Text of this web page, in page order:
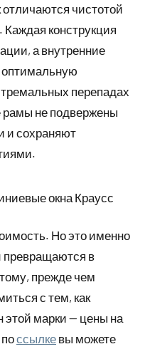
чистотой
конструкция
а внутренние
оптимальную
перепадах
не подвержены
и сохраняют
Но это именно
превращаются в
прежде чем
с тем, как
этой марки — цены на
ссылке вы можете